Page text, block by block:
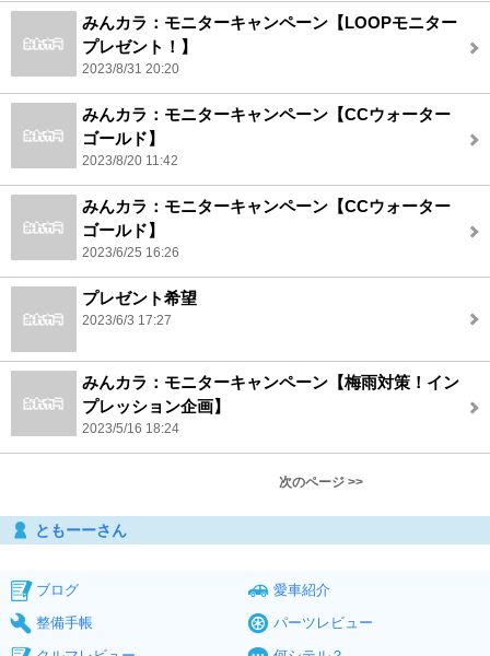
みんカラ：モニターキャンペーン【LOOPモニター
プレゼント！】
2023/8/31 20:20
みんカラ：モニターキャンペーン【CCウォーター
ゴールド】
2023/8/20 11:42
みんカラ：モニターキャンペーン【CCウォーター
ゴールド】
2023/6/25 16:26
プレゼント希望
2023/6/3 17:27
みんカラ：モニターキャンペーン【梅雨対策！イン
プレッション企画】
2023/5/16 18:24
次のページ >>
ともーーさん
ブログ
愛車紹介
整備手帳
パーツレビュー